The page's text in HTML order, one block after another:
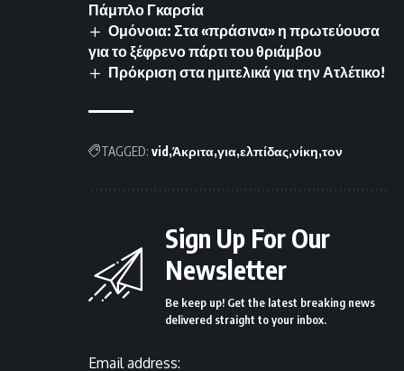
Πάμπλο Γκαρσία
Ομόνοια: Στα «πράσινα» η πρωτεύουσα
για το ξέφρενο πάρτι του θριάμβου
Πρόκριση στα ημιτελικά για την Ατλέτικο!
TAGGED: vid Άκριτα για ελπίδας νίκη τον
Sign Up For Our
Newsletter
Be keep up! Get the latest breaking news
delivered straight to your inbox.
Email address: